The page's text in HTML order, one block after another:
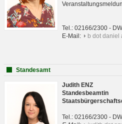
Tel.: 02166/2300 -
E-Mail:
b dot daniel
Standesamt
Judith ENZ
Standesbeamtin
Tel.: 02166/2300 -